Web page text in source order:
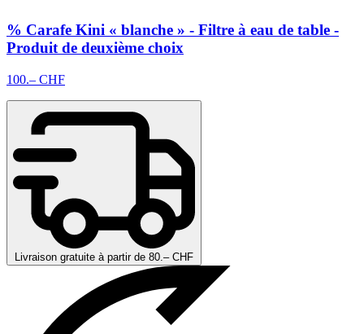
% Carafe Kini « blanche » - Filtre à eau de table -
Produit de deuxième choix
100.– CHF
Livraison gratuite à partir de 80.– CHF